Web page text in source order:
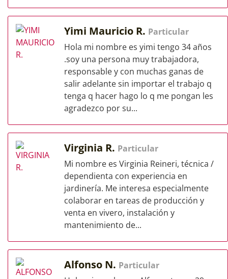
Yimi Mauricio R. Particular
Hola mi nombre es yimi tengo 34 años
.soy una persona muy trabajadora,
responsable y con muchas ganas de
salir adelante sin importar el trabajo q
tenga q hacer hago lo q me pongan les
agradezco por su...
Virginia R. Particular
Mi nombre es Virginia Reineri, técnica /
dependienta con experiencia en
jardinería. Me interesa especialmente
colaborar en tareas de producción y
venta en vivero, instalación y
mantenimiento de...
Alfonso N. Particular